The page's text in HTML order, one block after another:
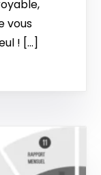
vous
! […]